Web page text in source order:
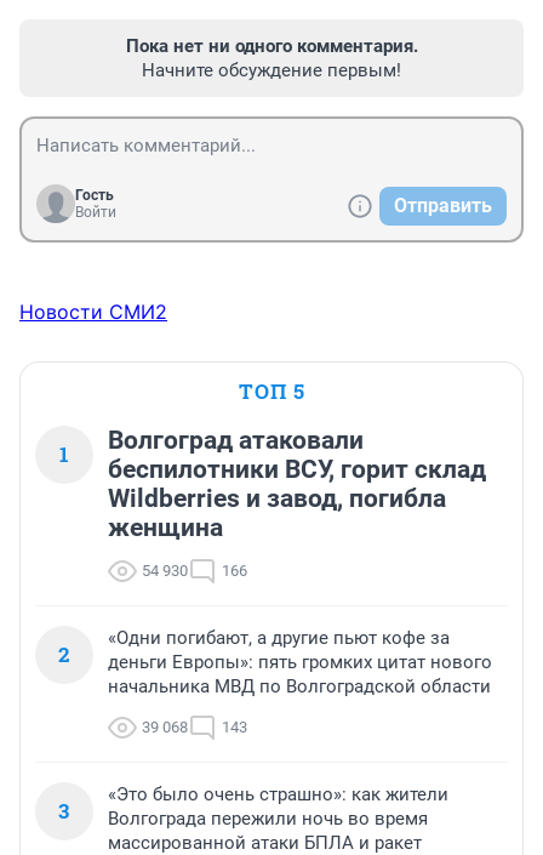
Пока нет ни одного комментария.
Начните обсуждение первым!
Гость
Войти
Отправить
Новости СМИ2
ТОП 5
1
Волгоград атаковали
беспилотники ВСУ, горит склад
Wildberries и завод, погибла
женщина
54 930 166
2
«Одни погибают, а другие пьют кофе за
деньги Европы»: пять громких цитат нового
начальника МВД по Волгоградской области
39 068 143
3
«Это было очень страшно»: как жители
Волгограда пережили ночь во время
массированной атаки БПЛА и ракет